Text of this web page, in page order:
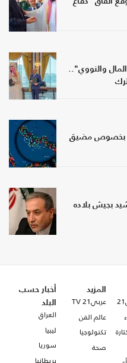
والنووي"..
بخصوص مضيق
بجيش بلاده
المزيد
عربي21 TV
عالم الفن
تكنولوجيا
صحة
أخبار حسب
البلد
العراق
ليبيا
سوريا
بريطانيا